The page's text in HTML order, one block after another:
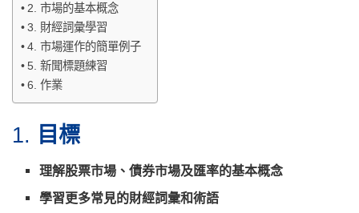
2. 市場的基本概念
3. 財經詞彙學習
4. 市場運作的簡單例子
5. 新聞標題練習
6. 作業
1. 目標
理解股票市場、債券市場及匯率的基本概念
學習更多常見的財經詞彙和術語